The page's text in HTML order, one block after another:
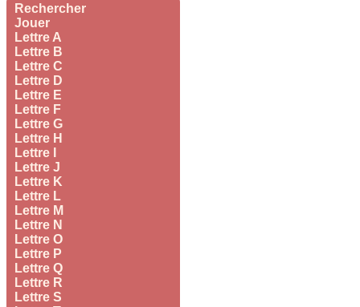
Rechercher
Jouer
Lettre A
Lettre B
Lettre C
Lettre D
Lettre E
Lettre F
Lettre G
Lettre H
Lettre I
Lettre J
Lettre K
Lettre L
Lettre M
Lettre N
Lettre O
Lettre P
Lettre Q
Lettre R
Lettre S